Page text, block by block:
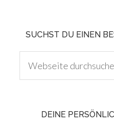
SUCHST DU EINEN
DEINE